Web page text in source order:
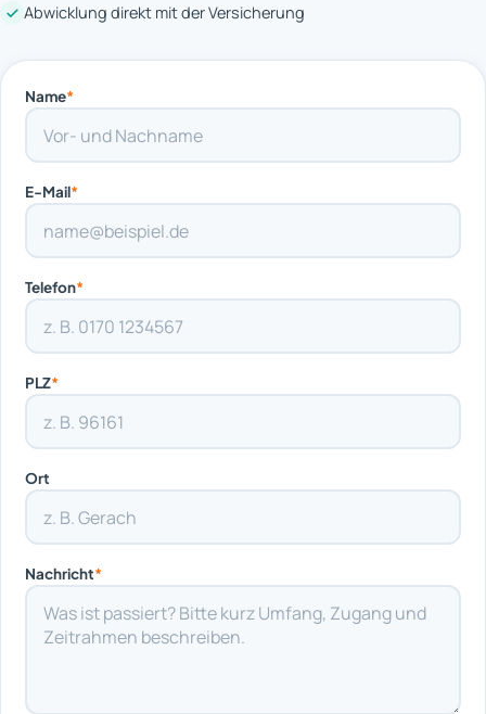
Abwicklung direkt mit der Versicherung
Name*
E-Mail*
Telefon*
PLZ*
Ort
Nachricht*